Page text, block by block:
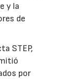
y la
de
STEP,
por